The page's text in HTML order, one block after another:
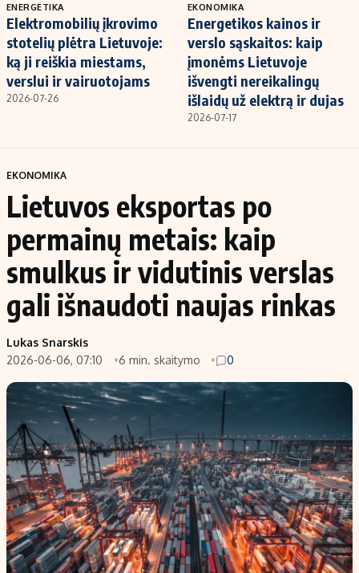
ENERGETIKA
Elektromobilių įkrovimo
stotelių plėtra Lietuvoje:
ką ji reiškia miestams,
verslui ir vairuotojams
2026-07-26
EKONOMIKA
Energetikos kainos ir
verslo sąskaitos: kaip
įmonėms Lietuvoje
išvengti nereikalingų
išlaidų už elektrą ir dujas
2026-07-17
EKONOMIKA
Lietuvos eksportas po
permainų metais: kaip
smulkus ir vidutinis verslas
gali išnaudoti naujas rinkas
Lukas Snarskis
2026-06-06, 07:10
6 min. skaitymo 0